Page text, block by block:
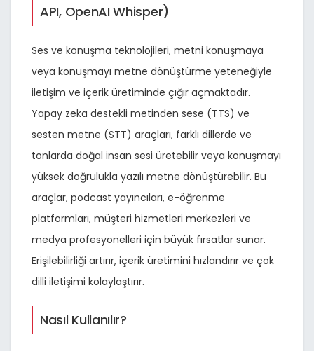
API, OpenAI Whisper)
Ses ve konuşma teknolojileri, metni konuşmaya
veya konuşmayı metne dönüştürme yeteneğiyle
iletişim ve içerik üretiminde çığır açmaktadır.
Yapay zeka destekli metinden sese (TTS) ve
sesten metne (STT) araçları, farklı dillerde ve
tonlarda doğal insan sesi üretebilir veya konuşmayı
yüksek doğrulukla yazılı metne dönüştürebilir. Bu
araçlar, podcast yayıncıları, e-öğrenme
platformları, müşteri hizmetleri merkezleri ve
medya profesyonelleri için büyük fırsatlar sunar.
Erişilebilirliği artırır, içerik üretimini hızlandırır ve çok
dilli iletişimi kolaylaştırır.
Nasıl Kullanılır?